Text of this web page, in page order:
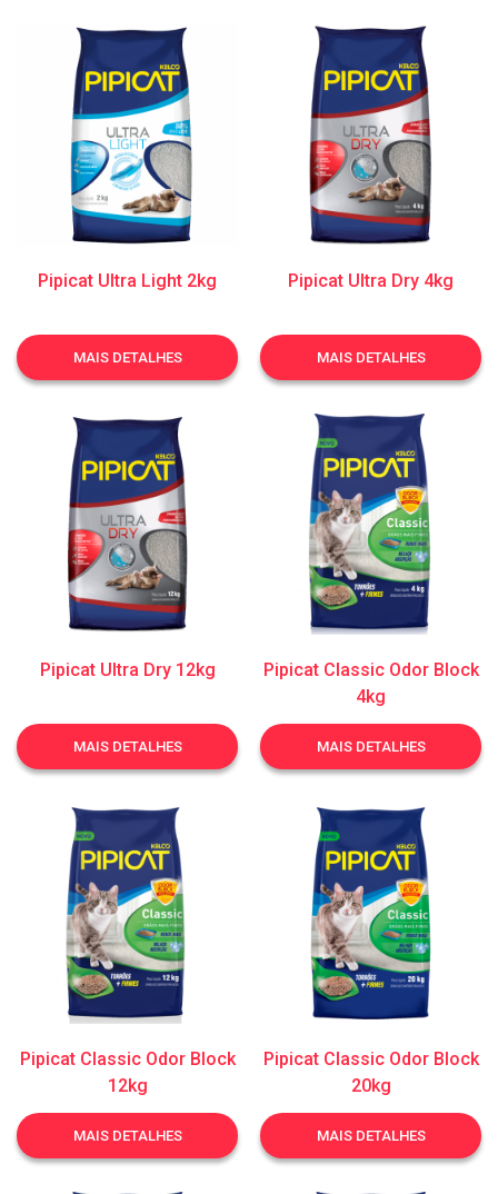
Pipicat Ultra Light 2kg
MAIS DETALHES
Pipicat Ultra Dry 4kg
MAIS DETALHES
Pipicat Ultra Dry 12kg
MAIS DETALHES
Pipicat Classic Odor Block
4kg
MAIS DETALHES
Pipicat Classic Odor Block
12kg
MAIS DETALHES
Pipicat Classic Odor Block
20kg
MAIS DETALHES